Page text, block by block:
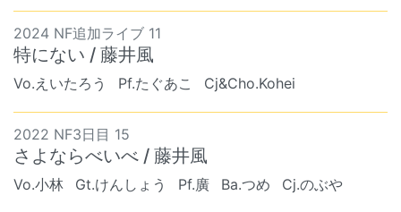
2024 NF追加ライブ 11
特にない / 藤井風
Vo.えいたろう Pf.たぐあこ Cj&Cho.Kohei
2022 NF3日目 15
さよならべいべ / 藤井風
Vo.小林 Gt.けんしょう Pf.廣 Ba.つめ Cj.のぶや